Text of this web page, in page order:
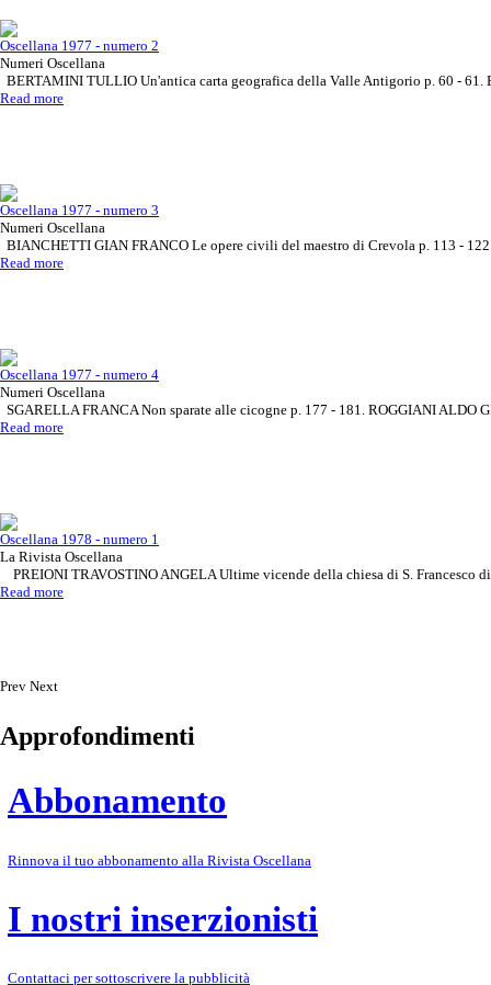
Oscellana 1977 - numero 2
Numeri Oscellana
BERTAMINI TULLIO Un'antica carta geografica della Valle Antigorio p. 60 - 61.
Read more
Oscellana 1977 - numero 3
Numeri Oscellana
BIANCHETTI GIAN FRANCO Le opere civili del maestro di Crevola p. 113 -
Read more
Oscellana 1977 - numero 4
Numeri Oscellana
SGARELLA FRANCA Non sparate alle cicogne p. 177 - 181. ROGGIANI ALDO
Read more
Oscellana 1978 - numero 1
La Rivista Oscellana
PREIONI TRAVOSTINO ANGELA Ultime vicende della chiesa di S. Francesco
Read more
Prev Next
Approfondimenti
Abbonamento
Rinnova il tuo abbonamento alla Rivista Oscellana
I nostri inserzionisti
Contattaci per sottoscrivere la pubblicità